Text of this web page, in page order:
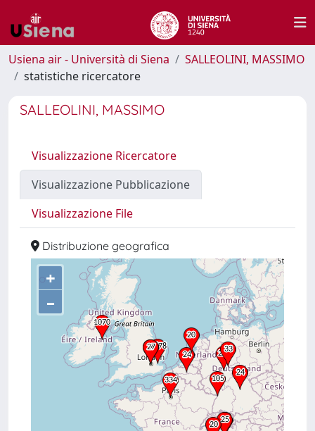
Usiena air - Università di Siena
SALLEOLINI, MASSIMO
statistiche ricercatore
SALLEOLINI, MASSIMO
Visualizzazione Ricercatore
Visualizzazione Pubblicazione
Visualizzazione File
Distribuzione geografica
+
–